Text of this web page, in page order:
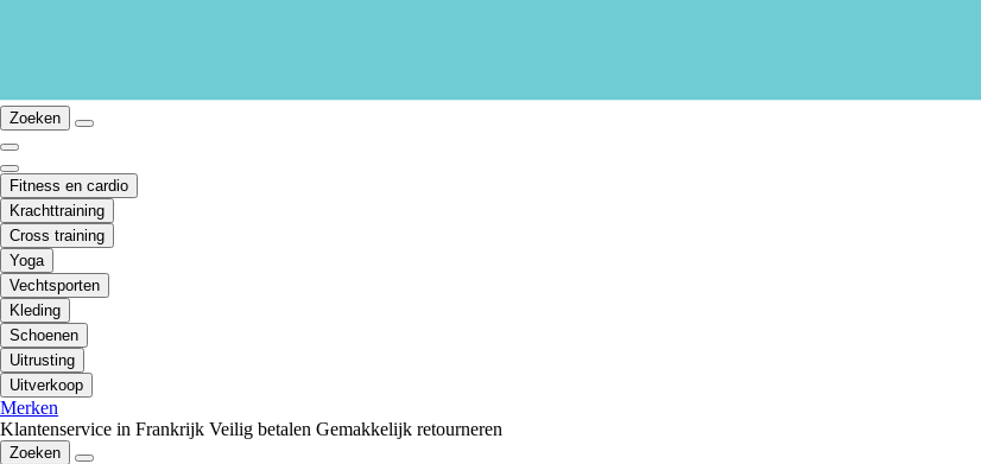
Zoeken
Fitness en cardio
Krachttraining
Cross training
Yoga
Vechtsporten
Kleding
Schoenen
Uitrusting
Uitverkoop
Merken
Klantenservice in Frankrijk Veilig betalen Gemakkelijk retourneren
Zoeken